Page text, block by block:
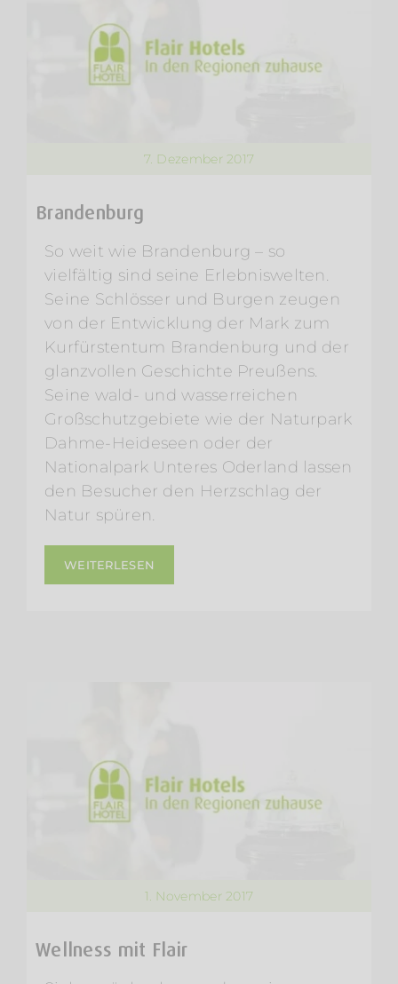
7. Dezember 2017
Brandenburg
So weit wie Brandenburg – so
vielfältig sind seine Erlebniswelten.
Seine Schlösser und Burgen zeugen
von der Entwicklung der Mark zum
Kurfürstentum Brandenburg und der
glanzvollen Geschichte Preußens.
Seine wald- und wasserreichen
Großschutzgebiete wie der Naturpark
Dahme-Heideseen oder der
Nationalpark Unteres Oderland lassen
den Besucher den Herzschlag der
Natur spüren.
WEITERLESEN
1. November 2017
Wellness mit Flair